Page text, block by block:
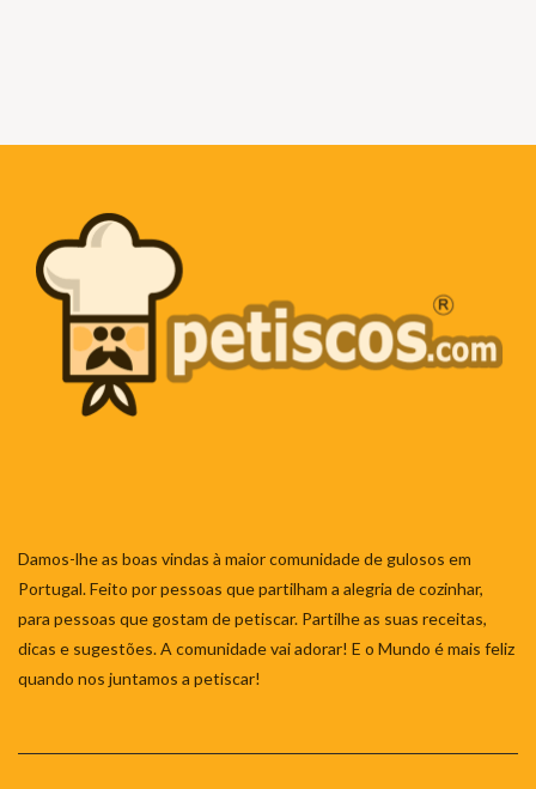
Damos-lhe as boas vindas à maior comunidade de gulosos em
Portugal. Feito por pessoas que partilham a alegria de cozinhar,
para pessoas que gostam de petiscar. Partilhe as suas receitas,
dicas e sugestões. A comunidade vai adorar! E o Mundo é mais feliz
quando nos juntamos a petiscar!